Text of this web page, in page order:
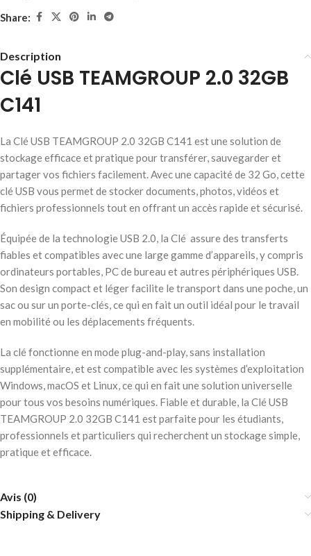
Share:
Description
Clé USB TEAMGROUP 2.0 32GB
C141
La Clé USB TEAMGROUP 2.0 32GB C141 est une solution de
stockage efficace et pratique pour transférer, sauvegarder et
partager vos fichiers facilement. Avec une capacité de 32 Go, cette
clé USB vous permet de stocker documents, photos, vidéos et
fichiers professionnels tout en offrant un accès rapide et sécurisé.
Équipée de la technologie USB 2.0, la Clé assure des transferts
fiables et compatibles avec une large gamme d’appareils, y compris
ordinateurs portables, PC de bureau et autres périphériques USB.
Son design compact et léger facilite le transport dans une poche, un
sac ou sur un porte-clés, ce qui en fait un outil idéal pour le travail
en mobilité ou les déplacements fréquents.
La clé fonctionne en mode plug-and-play, sans installation
supplémentaire, et est compatible avec les systèmes d’exploitation
Windows, macOS et Linux, ce qui en fait une solution universelle
pour tous vos besoins numériques. Fiable et durable, la Clé USB
TEAMGROUP 2.0 32GB C141 est parfaite pour les étudiants,
professionnels et particuliers qui recherchent un stockage simple,
pratique et efficace.
Avis (0)
Shipping & Delivery